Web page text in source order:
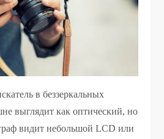
в беззеркальных
выглядит как оптический, но
видит небольшой LCD или